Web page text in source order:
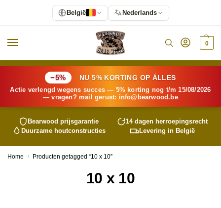
0
−5% NU 5% KORTING OP ÁLLES
Actie verlengd wegens succes — 5% korting nog t/m 15/08/2026
— vragen? mail gerust: info@ bearwood.be
Bearwood prijsgarantie
14 dagen herroepingsrecht
Duurzame houtconstructies
Levering in België
Home / Producten getagged “10 x 10”
10 x 10
België Nederlands